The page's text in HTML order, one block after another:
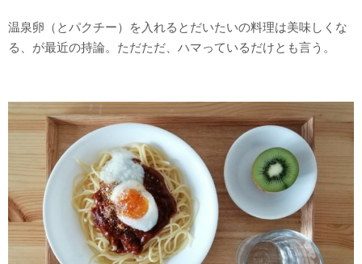
温泉卵（とパクチー）を入れるとだいたいの料理は美味しくな
る、が最近の持論。ただただ、ハマっているだけとも言う。